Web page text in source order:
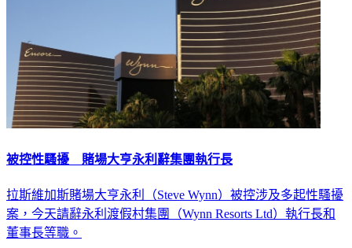
被控性騷擾 賭場大亨永利辭集團執行長
拉斯維加斯賭場大亨永利（Steve Wynn）被控涉及多起性騷擾
案，今天請辭永利渡假村集團（Wynn Resorts Ltd）執行長和
董事長等職。